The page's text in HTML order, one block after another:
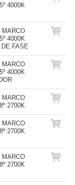
4000K
MARCO
4000K
FASE
MARCO
4000K
MARCO
2700K
MARCO
2700K
MARCO
2700K